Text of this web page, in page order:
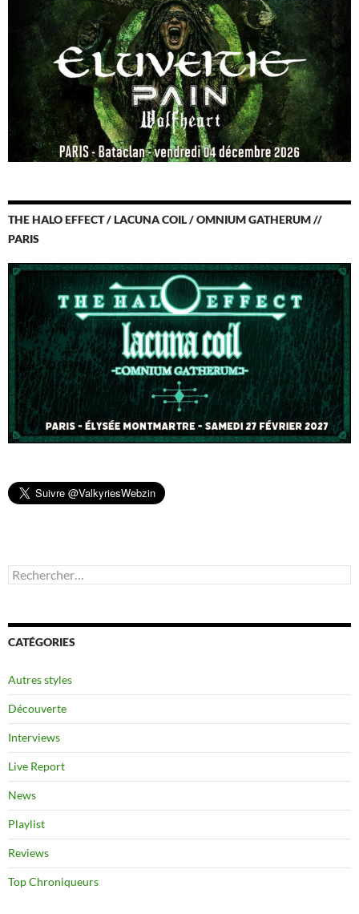
THE HALO EFFECT / LACUNA COIL / OMNIUM GATHERUM //
PARIS
Rechercher :
CATÉGORIES
Autres styles
Découverte
Interviews
Live Report
News
Playlist
Reviews
Top Chroniqueurs